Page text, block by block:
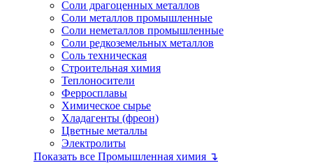
Соли драгоценных металлов
Соли металлов промышленные
Соли неметаллов промышленные
Соли редкоземельных металлов
Соль техническая
Строительная химия
Теплоносители
Ферросплавы
Химическое сырье
Хладагенты (фреон)
Цветные металлы
Электролиты
Показать все Промышленная химия ↴